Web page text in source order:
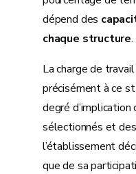
dépend des
chaque structure.
La charge de
précisément à ce
degré
sélectionnés et
l’établissement
que de sa